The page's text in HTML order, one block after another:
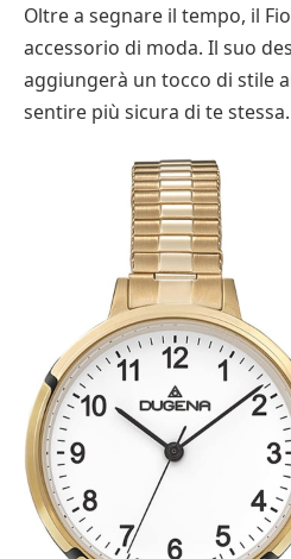
Oltre a segnare il tempo, il
accessorio di moda. Il suo
aggiungerà un tocco di stile
sentire più sicura di te stessa.